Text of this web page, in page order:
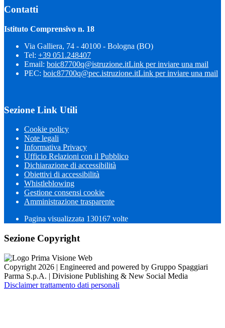
Contatti
Istituto Comprensivo n. 18
Via Galliera, 74 - 40100 - Bologna (BO)
Tel: +39 051.248407
Email: boic87700q@istruzione.itLink per inviare una mail
PEC: boic87700q@pec.istruzione.itLink per inviare una mail
Sezione Link Utili
Cookie policy
Note legali
Informativa Privacy
Ufficio Relazioni con il Pubblico
Dichiarazione di accessibilità
Obiettivi di accessibilità
Whistleblowing
Gestione consensi cookie
Amministrazione trasparente
Pagina visualizzata 130167 volte
Sezione Copyright
Copyright 2026 | Engineered and powered by Gruppo Spaggiari
Parma S.p.A. | Divisione Publishing & New Social Media
Disclaimer trattamento dati personali